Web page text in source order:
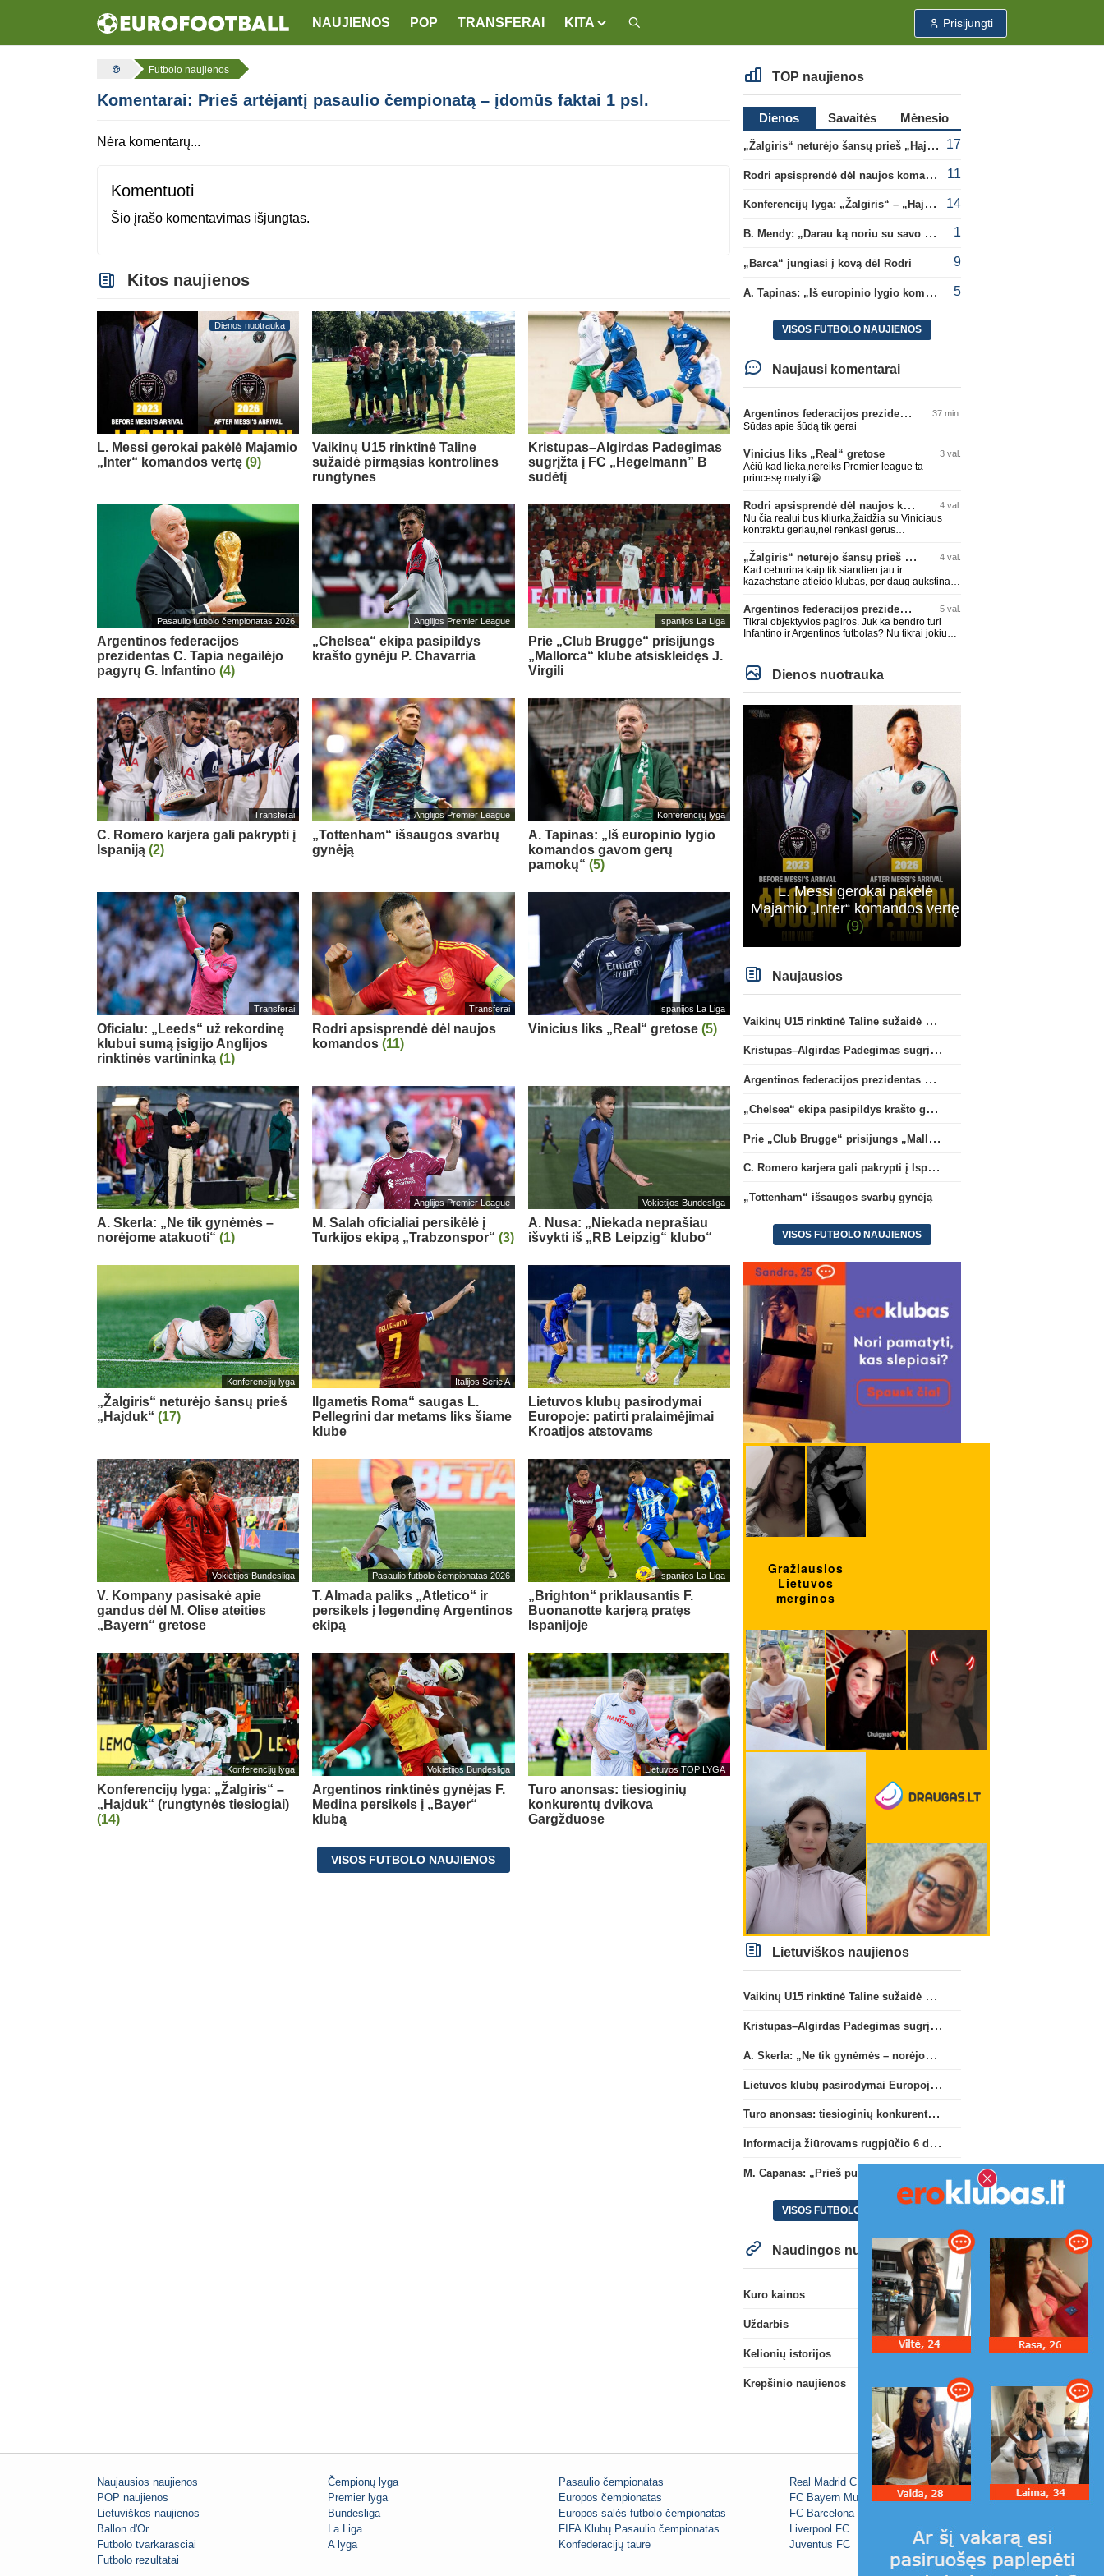
NAUJIENOS POP TRANSFERAI KITA Prisijungti
Futbolo naujienos
Komentarai: Prieš artėjantį pasaulio čempionatą – įdomūs faktai 1 psl.
Nėra komentarų...
Komentuoti
Šio įrašo komentavimas išjungtas.
Kitos naujienos
Dienos nuotrauka
L. Messi gerokai pakėlė Majamio
„Inter“ komandos vertę (9)
Vaikinų U15 rinktinė Taline
sužaidė pirmąsias kontrolines
rungtynes
Kristupas–Algirdas Padegimas
sugrįžta į FC „Hegelmann” B
sudėtį
Pasaulio futbolo čempionatas 2026
Argentinos federacijos
prezidentas C. Tapia negailėjo
pagyrų G. Infantino (4)
Anglijos Premier League
„Chelsea“ ekipa pasipildys
krašto gynėju P. Chavarria
Ispanijos La Liga
Prie „Club Brugge“ prisijungs
„Mallorca“ klube atsiskleidęs J.
Virgili
Transferai
C. Romero karjera gali pakrypti į
Ispaniją (2)
Anglijos Premier League
„Tottenham“ išsaugos svarbų
gynėją
Konferencijų lyga
A. Tapinas: „Iš europinio lygio
komandos gavom gerų
pamokų“ (5)
Transferai
Oficialu: „Leeds“ už rekordinę
klubui sumą įsigijo Anglijos
rinktinės vartininką (1)
Transferai
Rodri apsisprendė dėl naujos
komandos(11)
Ispanijos La Liga
Vinicius liks „Real“ gretose (5)
A. Skerla: „Ne tik gynėmės –
norėjome atakuoti“ (1)
Anglijos Premier League
M. Salah oficialiai persikėlė į
Turkijos ekipą „Trabzonspor“(3)
Vokietijos Bundesliga
A. Nusa: „Niekada neprašiau
išvykti iš „RB Leipzig“ klubo“
Konferencijų lyga
„Žalgiris“ neturėjo šansų prieš
„Hajduk“ (17)
Italijos Serie A
Ilgametis Roma“ saugas L.
Pellegrini dar metams liks šiame
klube
Lietuvos klubų pasirodymai
Europoje: patirti pralaimėjimai
Kroatijos atstovams
Vokietijos Bundesliga
V. Kompany pasisakė apie
gandus dėl M. Olise ateities
„Bayern“ gretose
Pasaulio futbolo čempionatas 2026
T. Almada paliks „Atletico“ ir
persikels į legendinę Argentinos
ekipą
Ispanijos La Liga
„Brighton“ priklausantis F.
Buonanotte karjerą pratęs
Ispanijoje
Konferencijų lyga
Konferencijų lyga: „Žalgiris“ –
„Hajduk“ (rungtynės tiesiogiai)
(14)
Vokietijos Bundesliga
Argentinos rinktinės gynėjas F.
Medina persikels į „Bayer“
klubą
Lietuvos TOP LYGA
Turo anonsas: tiesioginių
konkurentų dvikova
Gargžduose
VISOS FUTBOLO NAUJIENOS
TOP naujienos
Dienos Savaitės
Mėnesio
„Žalgiris“ neturėjo šansų prieš „Hajduk“
17
Rodri apsisprendė dėl naujos komandos 11
Konferencijų lyga: „Žalgiris“ – „Hajduk“ (rungtynės tiesiogiai) 14
B. Mendy: „Darau ką noriu su savo pasaulio čempionato titulu“ 1
„Barca“ jungiasi į kovą dėl Rodri 9
A. Tapinas: „Iš europinio lygio komandos gavom gerų pamokų“ 5
VISOS FUTBOLO NAUJIENOS
Naujausi komentarai
Argentinos federacijos prezidentas C. Tapia negailėjo pagyrų G. Infantino 37 min.
Šūdas apie šūdą tik gerai
Vinicius liks „Real“ gretose 3 val.
Ačiū kad lieka,nereiks Premier league ta
princesę matyti😀
Rodri apsisprendė dėl naujos komandos 4 val.
Nu čia realui bus kliurka,žaidžia su Viniciaus
kontraktu geriau,nei renkasi gerus
„Žalgiris“ neturėjo šansų prieš „Hajduk“ 4 val.
Kad ceburina kaip tik siandien jau ir
kazachstane atleido klubas, per daug aukstinat
Argentinos federacijos prezidentas C. Tapia negailėjo pagyrų G. Infantino 5 val.
Tikrai objektyvios pagiros. Juk ka bendro turi
Infantino ir Argentinos futbolas? Nu tikrai jokiu
Dienos nuotrauka
L. Messi gerokai pakėlė
Majamio „Inter“ komandos vertę
(9)
Naujausios
Vaikinų U15 rinktinė Taline sužaidė pirmąsias kontrolines rungtynes
Kristupas–Algirdas Padegimas sugrįžta į FC „Hegelmann” B sudėtį
Argentinos federacijos prezidentas C. Tapia negailėjo pagyrų G. Infantino
„Chelsea“ ekipa pasipildys krašto gynėju P. Chavarria
Prie „Club Brugge“ prisijungs „Mallorca“ klube atsiskleidęs J. Virgili
C. Romero karjera gali pakrypti į Ispaniją
„Tottenham“ išsaugos svarbų gynėją
VISOS FUTBOLO NAUJIENOS
Lietuviškos naujienos
Vaikinų U15 rinktinė Taline sužaidė pirmąsias kontrolines rungtynes
Kristupas–Algirdas Padegimas sugrįžta į FC „Hegelmann” B sudėtį
A. Skerla: „Ne tik gynėmės – norėjome atakuoti“
Lietuvos klubų pasirodymai Europoje: patirti pralaimėjimai Kroatijos atstovams
Turo anonsas: tiesioginių konkurentų dvikova Gargžduose
Informacija žiūrovams rugpjūčio 6 d. UEFA rungtynėms
VISOS FUTBOLO NAUJIENOS
Naudingos nuorodos
Kuro kainos
Uždarbis
Kelionių istorijos
Krepšinio naujienos
Naujausios naujienos
POP naujienos
Lietuviškos naujienos
Ballon d'Or
Futbolo tvarkarasciai
Futbolo rezultatai
Čempionų lyga
Premier lyga
Bundesliga
La Liga
A lyga
Pasaulio čempionatas
Europos čempionatas
Europos salės futbolo čempionatas
FIFA Klubų Pasaulio čempionatas
Konfederacijų taurė
Real Madrid C.F.
FC Bayern Munich
FC Barcelona
Liverpool FC
Juventus FC